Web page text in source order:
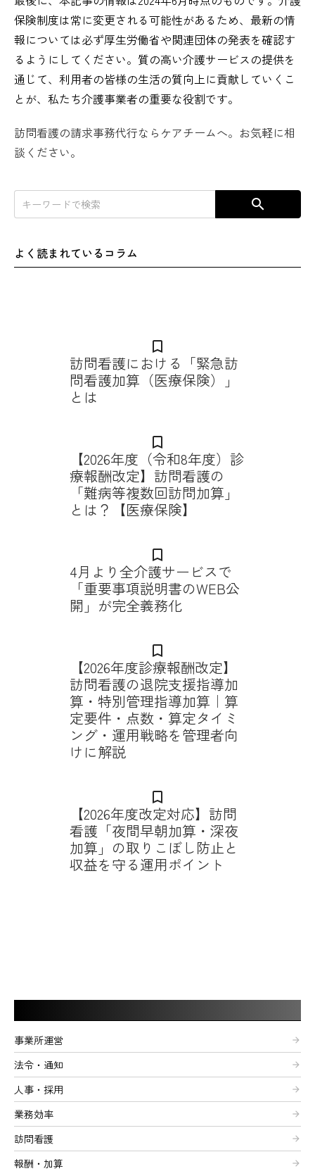
保険制度は常に変更される可能性があるため、最新の情
報については必ず厚生労働省や関連団体の発表を確認す
るようにしてください。質の高い介護サービスの提供を
通じて、利用者の皆様の生活の質向上に貢献していくこ
とが、私たち介護事業者の重要な役割です。
訪問看護の請求事務代行ならケアチームへ。お気軽に相
談ください。
search
よく読まれているコラム
bookmark_border
訪問看護における「緊急訪
問看護加算（医療保険）」
とは
bookmark_border
【2026年度（令和8年度）診
療報酬改定】訪問看護の
「難病等複数回訪問加算」
とは？【医療保険】
bookmark_border
4月より全介護サービスで
「重要事項説明書のWEB公
開」が完全義務化
bookmark_border
【2026年度診療報酬改定】
訪問看護の退院支援指導加
算・特別管理指導加算｜算
定要件・点数・算定タイミ
ング・運用戦略を管理者向
けに解説
bookmark_border
【2026年度改定対応】訪問
看護「夜間早朝加算・深夜
加算」の取りこぼし防止と
収益を守る運用ポイント
事業所運営 arrow_forward
法令・通知 arrow_forward
人事・採用 arrow_forward
業務効率 arrow_forward
訪問看護 arrow_forward
報酬・加算 arrow_forward